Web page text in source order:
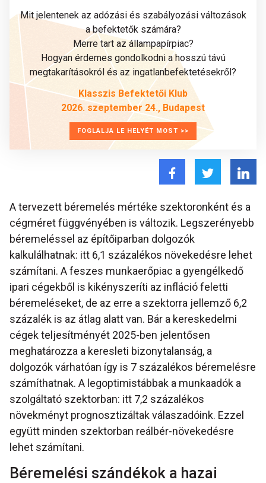
Mit jelentenek az adózási és szabályozási változások
a befektetők számára?
Merre tart az állampapírpiac?
Hogyan érdemes gondolkodni a hosszú távú
megtakarításokról és az ingatlanbefektetésekről?
Klasszis Befektetői Klub
2026. szeptember 24., Budapest
FOGLALJA LE HELYÉT MOST >>
A tervezett béremelés mértéke szektoronként és a
cégméret függvényében is változik. Legszerényebb
béremeléssel az építőiparban dolgozók
kalkulálhatnak: itt 6,1 százalékos növekedésre lehet
számítani. A feszes munkaerőpiac a gyengélkedő
ipari cégekből is kikényszeríti az infláció feletti
béremeléseket, de az erre a szektorra jellemző 6,2
százalék is az átlag alatt van. Bár a kereskedelmi
cégek teljesítményét 2025-ben jelentősen
meghatározza a keresleti bizonytalanság, a
dolgozók várhatóan így is 7 százalékos béremelésre
számíthatnak. A legoptimistábbak a munkaadók a
szolgáltató szektorban: itt 7,2 százalékos
növekményt prognosztizáltak válaszadóink. Ezzel
együtt minden szektorban reálbér-növekedésre
lehet számítani.
Béremelési szándékok a hazai